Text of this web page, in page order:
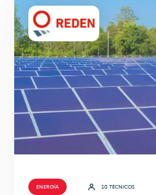
ENERGÍA 10 TÉCNICOS